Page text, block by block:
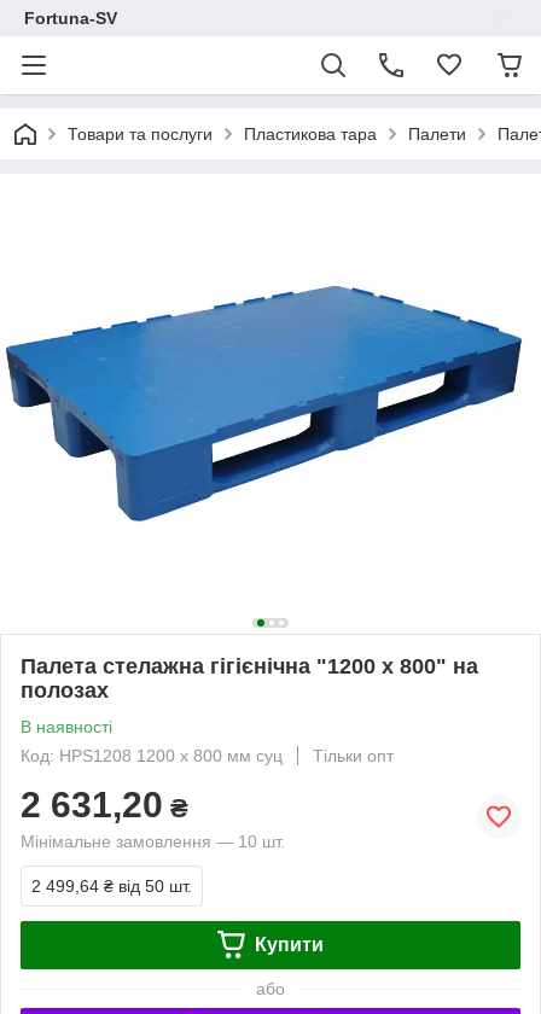
Fortuna-SV
Товари та послуги Пластикова тара Палети
Палета стелажна гігієнічна "1200 x 800" на
полозах
В наявності
Код: HPS1208 1200 x 800 мм суц
Тільки опт
2 631,20 ₴
Мінімальне замовлення — 10 шт.
2 499,64 ₴ від 50 шт.
Купити
або